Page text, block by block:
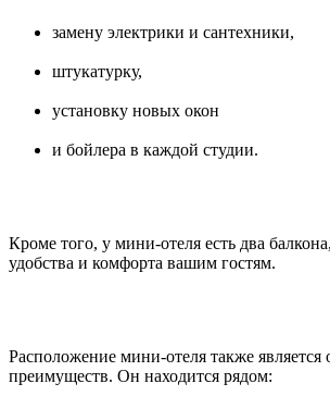
замену электрики и сантехники,
штукатурку,
установку новых окон
и бойлера в каждой студии.
Кроме того, у мини-отеля есть два
удобства и комфорта вашим гостям.
Расположение мини-отеля также является
преимуществ. Он находится рядом: